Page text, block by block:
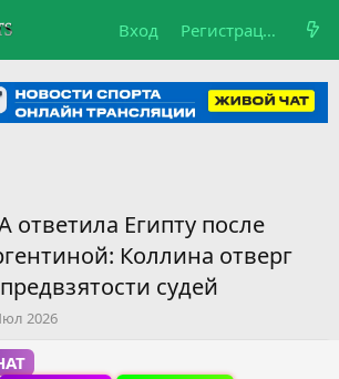
Вход Регистрация
Египту после
Коллина отверг
судей
2026